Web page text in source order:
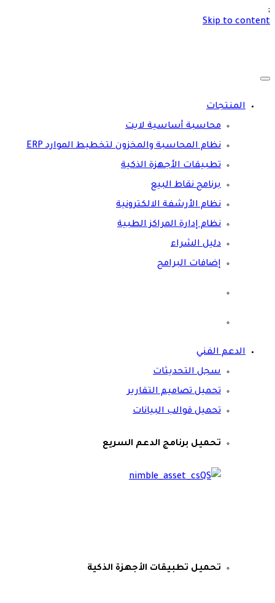
;
Skip to content
المنتجات
محاسبة أساسية لايت
نظام المحاسبة والمخزون لتخطيط الموارد ERP
تطبيقات الأجهزة الذكية
برنامج نقاط البيع
نظام الأرشفة الالكترونية
نظام إدارة المراكز الطبية
دليل الشراء
إضافات البرامج
الدعم الفني
سجل التحديثات
تحميل تصاميم التقارير
تحميل قوالب البيانات
تحميل برنامج الدعم السريع
تحميل تطبيقات الأجهزة الذكية